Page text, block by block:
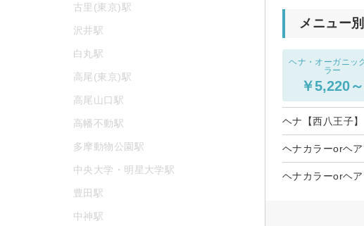
メニュー
ヘナ・オーガニッ
ラー
￥5,220～
ヘナ【西八王子】
ヘナカラーorヘ
ヘナカラーorヘ
古里(東京)駅
沢井駅
白丸駅
高尾(東京)駅
高尾山口駅
高幡不動駅
多摩動物公園駅
中央大学・明星大学駅
豊田駅
中神駅